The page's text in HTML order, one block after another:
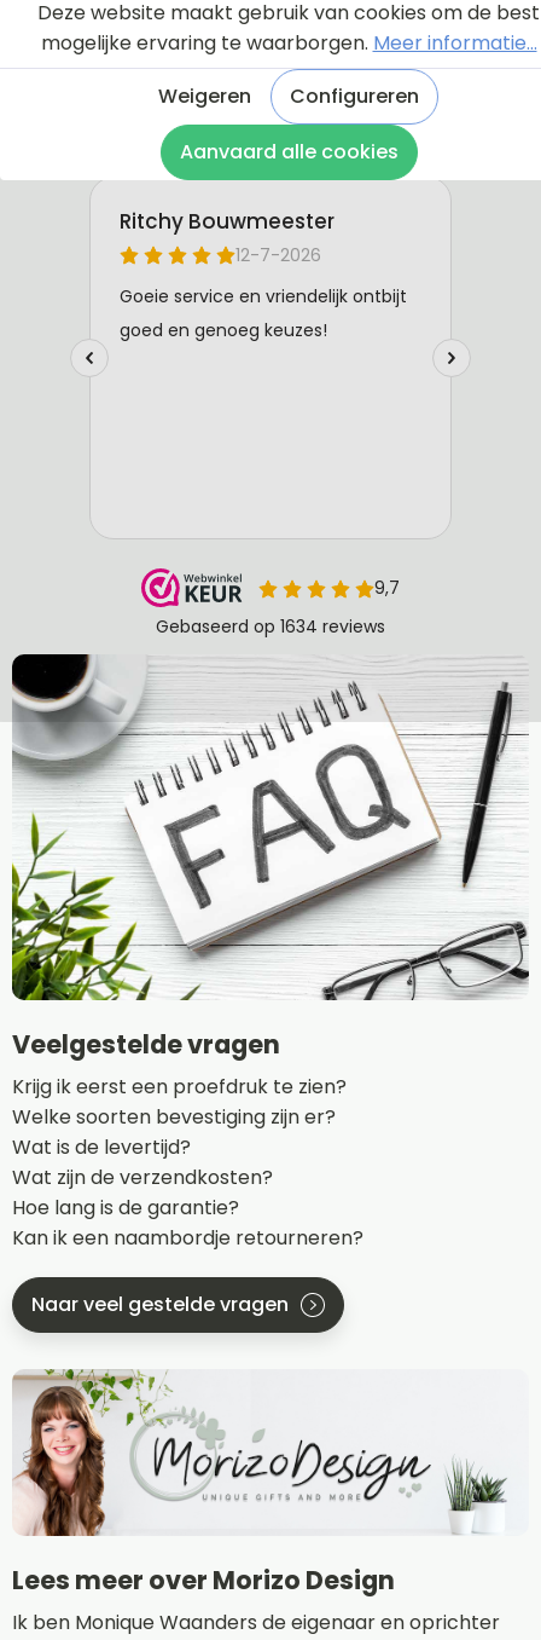
Veelgestelde vragen
Krijg ik eerst een proefdruk te zien?
Welke soorten bevestiging zijn er?
Wat is de levertijd?
Wat zijn de verzendkosten?
Hoe lang is de garantie?
Kan ik een naambordje retourneren?
Naar veel gestelde vragen
Lees meer over Morizo Design
Ik ben Monique Waanders de eigenaar en oprichter
Deze website maakt gebruik van cookies om de best
mogelijke ervaring te waarborgen. Meer informatie...
Weigeren
Configureren
Aanvaard alle cookies